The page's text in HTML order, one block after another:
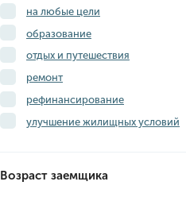
на любые цели
образование
отдых и путешествия
ремонт
рефинансирование
улучшение жилищных условий
Возраст заемщика